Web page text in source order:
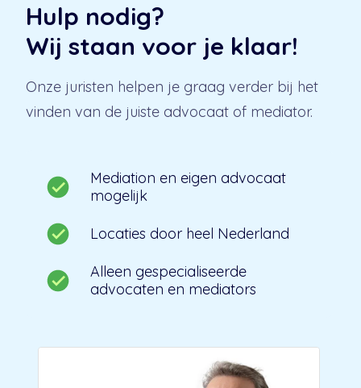
Hulp nodig?
Wij staan voor je klaar!
Onze juristen helpen je graag verder bij het
vinden van de juiste advocaat of mediator.
Mediation en eigen advocaat
mogelijk
Locaties door heel Nederland
Alleen gespecialiseerde
advocaten en mediators